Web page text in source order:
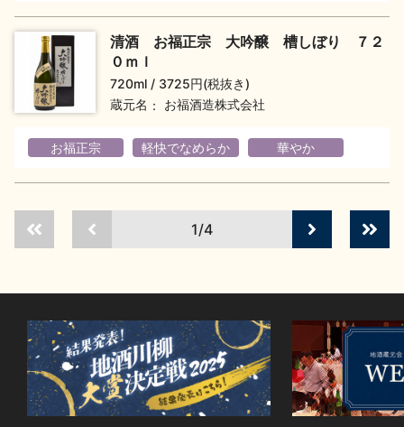
清酒 お福正宗 大吟醸 槽しぼり ７２
０ｍｌ
720ml
3725円(税抜き)
蔵元名
お福酒造株式会社
お福正宗 軽快でなめらか 華やか
1/4